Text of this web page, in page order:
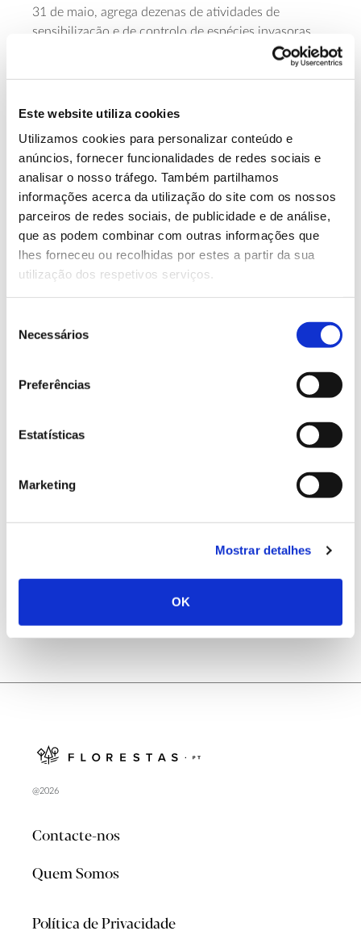
Este website utiliza cookies
Utilizamos cookies para personalizar conteúdo e
anúncios, fornecer funcionalidades de redes sociais e
analisar o nosso tráfego. Também partilhamos
informações acerca da utilização do site com os nossos
parceiros de redes sociais, de publicidade e de análise,
que as podem combinar com outras informações que
lhes forneceu ou recolhidas por estes a partir da sua
utilização dos respetivos serviços.
Necessários
Preferências
Estatísticas
Marketing
Mostrar detalhes
OK
31 de maio, agrega dezenas de atividades de
sensibilização e de controlo de espécies invasoras,
abertas à participação de voluntários. As iniciativas,
que decorrem nos mais diversos locais do país, são
Ecologia, uma das entidades promotoras desta
Saiba mais
13.07.2026
Genoma do priolo e de outras espécies em risco:
conhecer para conservar
Registar galhas de Trichi em acácia-das-espigas:
@2026
Contacte-nos
Quem Somos
Política de Privacidade